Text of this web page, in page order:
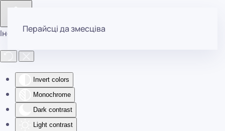
Інструменты даступнасці
Invert colors
Monochrome
Dark contrast
Light contrast
Перайсці да змесціва